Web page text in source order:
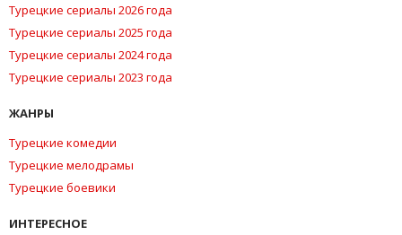
Турецкие сериалы 2026 года
Турецкие сериалы 2025 года
Турецкие сериалы 2024 года
Турецкие сериалы 2023 года
ЖАНРЫ
Турецкие комедии
Турецкие мелодрамы
Турецкие боевики
ИНТЕРЕСНОЕ